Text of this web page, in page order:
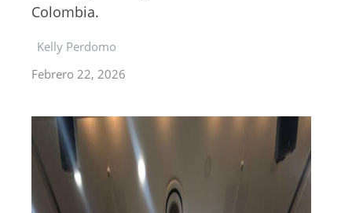
Colombia.
Kelly Perdomo
Febrero 22, 2026